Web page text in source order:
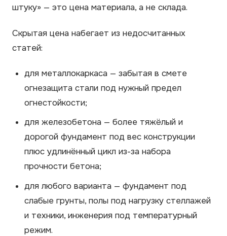
штуку» — это цена материала, а не склада.
Скрытая цена набегает из недосчитанных
статей:
для металлокаркаса — забытая в смете
огнезащита стали под нужный предел
огнестойкости;
для железобетона — более тяжёлый и
дорогой фундамент под вес конструкции
плюс удлинённый цикл из-за набора
прочности бетона;
для любого варианта — фундамент под
слабые грунты, полы под нагрузку стеллажей
и техники, инженерия под температурный
режим.